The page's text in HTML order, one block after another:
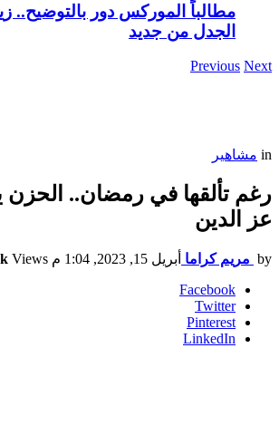
مطالباً الموركس دور بالتوضيح..
الجدل من جديد
Previous Next
in مشاهير
رغم تألقها في رمضان..
عز الدين
by مريم كراما أبريل 15, 2023, 1:04 م
Views
Facebook
Twitter
Pinterest
LinkedIn